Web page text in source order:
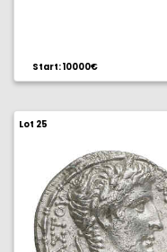
Start: 10000€
Lot 25